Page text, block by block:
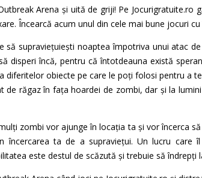
Arena și uită de griji! Pe
Încearcă acum unul din cele mai bune jocuri
să supraviețuiești noaptea împotriva unui atac
disperi încă, pentru că întotdeauna există
diferitelor obiecte pe care le poți folosi pentru a
de răgaz în fața hoardei de zombi, dar și la
zombi vor ajunge în locația ta și vor încerca
încercarea ta de a supraviețui. Un lucru care
este destul de scăzută și trebuie să